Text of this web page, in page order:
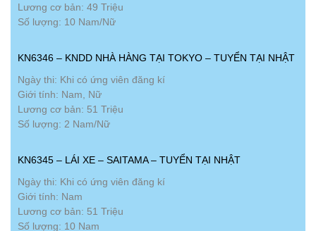
Lương cơ bản: 49 Triệu
Số lượng: 10 Nam/Nữ
KN6346 – KNDD NHÀ HÀNG TẠI TOKYO – TUYỂN TẠI NHẬT
Ngày thi: Khi có ứng viên đăng kí
Giới tính: Nam, Nữ
Lương cơ bản: 51 Triệu
Số lượng: 2 Nam/Nữ
KN6345 – LÁI XE – SAITAMA – TUYỂN TẠI NHẬT
Ngày thi: Khi có ứng viên đăng kí
Giới tính: Nam
Lương cơ bản: 51 Triệu
Số lượng: 10 Nam